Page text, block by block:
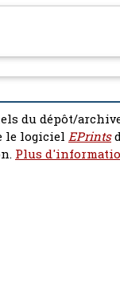
du dépôt/
le logiciel EPrints
Plus